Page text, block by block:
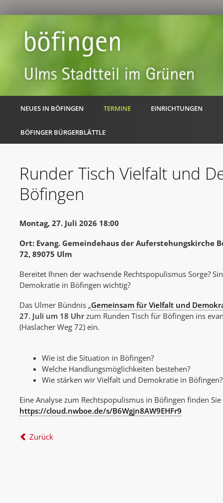
NEUES IN BÖFINGEN TERMINE EINRICHTUNGEN
BÖFINGER BÜRGERBLÄTTLE
Runder Tisch Vielfalt und
Böfingen
Montag, 27. Juli 2026 18:00
Ort: Evang. Gemeindehaus der Auferstehungskirche
72, 89075 Ulm
Bereitet Ihnen der wachsende Rechtspopulismus Sorge?
Demokratie in Böfingen wichtig?
Das Ulmer Bündnis „Gemeinsam für Vielfalt und
27. Juli um 18 Uhrzum Runden Tisch für Böfingen ins
(Haslacher Weg 72) ein.
Wie ist die Situation in Böfingen?
Welche Handlungsmöglichkeiten bestehen?
Wie stärken wir Vielfalt und Demokratie in Böfingen?
Eine Analyse zum Rechtspopulismus in Böfingen finden
https://cloud.nwboe.de/s/B6Wgjn8AW9EHFr9
Zurück